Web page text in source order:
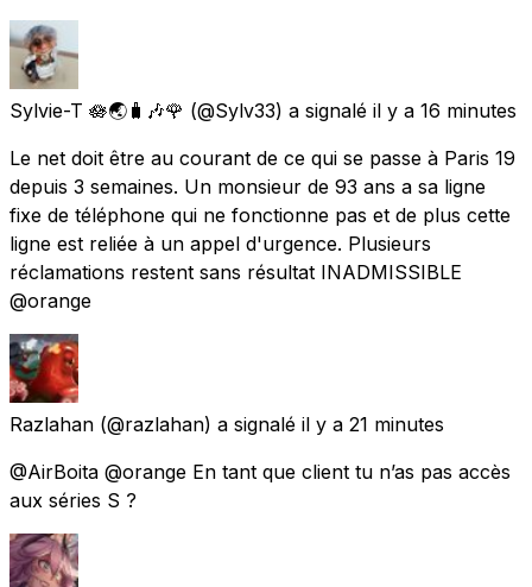
Sylvie-T 🪷🌏🧳🎶🌹 (@Sylv33) a signalé il y a 16 minutes
Le net doit être au courant de ce qui se passe à Paris 19
depuis 3 semaines. Un monsieur de 93 ans a sa ligne
fixe de téléphone qui ne fonctionne pas et de plus cette
ligne est reliée à un appel d'urgence. Plusieurs
réclamations restent sans résultat INADMISSIBLE
@orange
Razlahan (@razlahan) a signalé il y a 21 minutes
@AirBoita @orange En tant que client tu n’as pas accès
aux séries S ?